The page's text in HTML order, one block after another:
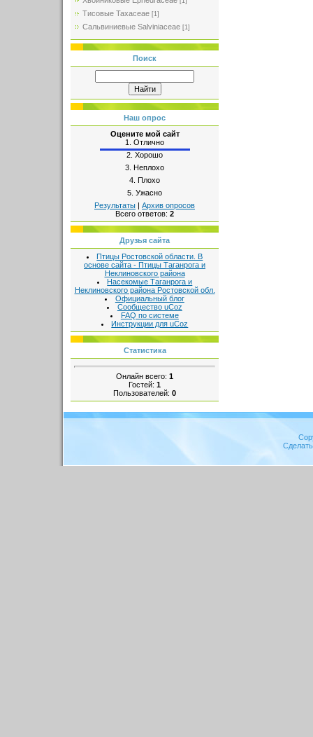
Тисовые Taxaceae [1]
Сальвиниевые Salviniaceae [1]
Поиск
Наш опрос
Оцените мой сайт
1. Отлично
2. Хорошо
3. Неплохо
4. Плохо
5. Ужасно
Результаты | Архив опросов
Всего ответов: 2
Друзья сайта
Птицы Ростовской области. В
основе сайта - Птицы Таганрога и
Неклиновского района
Насекомые Таганрога и
Неклиновского района Ростовской обл.
Официальный блог
Сообщество uCoz
FAQ по системе
Инструкции для uCoz
Статистика
Онлайн всего: 1
Гостей: 1
Пользователей: 0